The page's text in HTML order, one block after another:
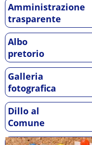
Amministrazione
trasparente
Albo
pretorio
Galleria
fotografica
Dillo al
Comune